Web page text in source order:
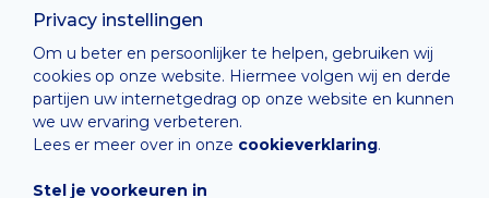
Privacy instellingen
Om u beter en persoonlijker te helpen, gebruiken wij
cookies op onze website. Hiermee volgen wij en derde
partijen uw internetgedrag op onze website en kunnen
we uw ervaring verbeteren.
Lees er meer over in onze cookieverklaring.
Stel je voorkeuren in
Privacy Policy
Cashless
verkoopsvoorwaarden
Cookie Policy